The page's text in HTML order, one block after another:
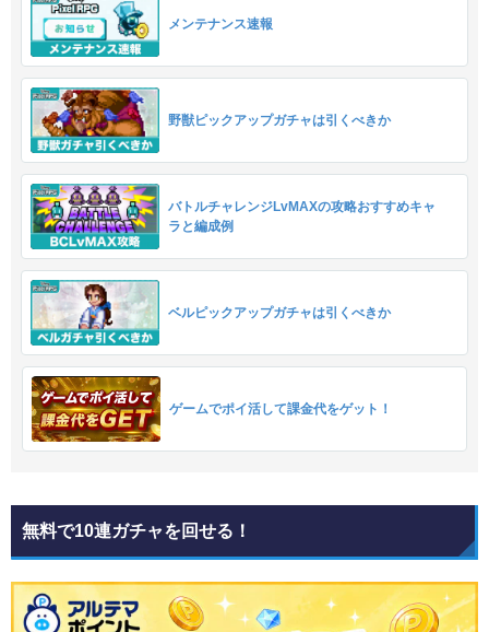
メンテナンス速報
野獣ピックアップガチャは引くべきか
バトルチャレンジLvMAXの攻略おすすめキャ
ラと編成例
ベルピックアップガチャは引くべきか
ゲームでポイ活して課金代をゲット！
無料で10連ガチャを回せる！